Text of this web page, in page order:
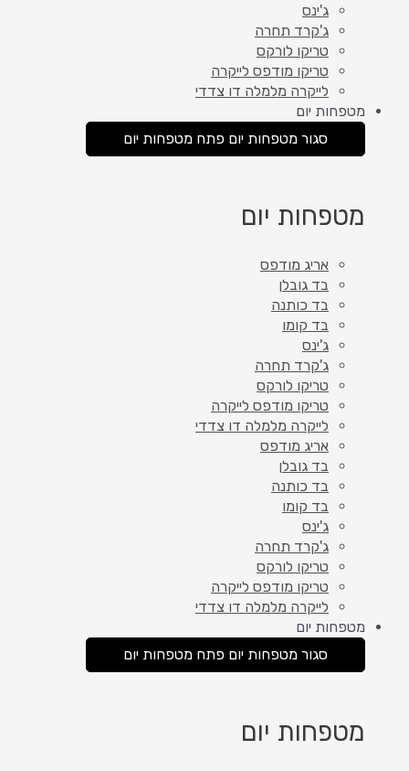
ג'ינס
ג'קרד תחרה
טריקו לורקס
טריקו מודפס לייקרה
לייקרה מלמלה דו צדדי
מטפחות יום
סגור מטפחות יום פתח מטפחות יום
מטפחות יום
אריג מודפס
בד גובלן
בד כותנה
בד קומו
ג'ינס
ג'קרד תחרה
טריקו לורקס
טריקו מודפס לייקרה
לייקרה מלמלה דו צדדי
אריג מודפס
בד גובלן
בד כותנה
בד קומו
ג'ינס
ג'קרד תחרה
טריקו לורקס
טריקו מודפס לייקרה
לייקרה מלמלה דו צדדי
מטפחות יום
סגור מטפחות יום פתח מטפחות יום
מטפחות יום